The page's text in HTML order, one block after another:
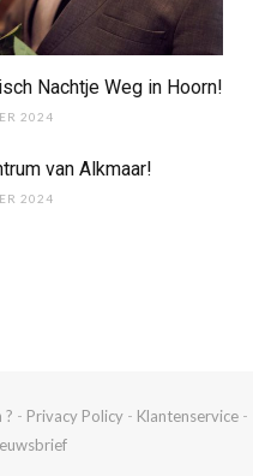
Nachtje Weg in Hoorn!
2024
van Alkmaar!
2024
? - Privacy Policy- Klantenservice-